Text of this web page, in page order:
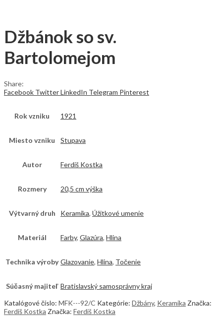
Džbánok so sv.
Bartolomejom
Share:
Facebook TwitterLinkedIn Telegram Pinterest
Rok vzniku 1921
Miesto vzniku Stupava
Autor Ferdiš Kostka
Rozmery 20,5 cm výška
Výtvarný druh Keramika, Úžitkové umenie
Materiál Farby, Glazúra, Hlina
Technika výroby Glazovanie, Hlina, Točenie
Súčasný majiteľ Bratislavský samosprávny kraj
Katalógové číslo: MFK---92/C Kategórie: Džbány, Keramika Značka:
Ferdiš Kostka Značka: Ferdiš Kostka